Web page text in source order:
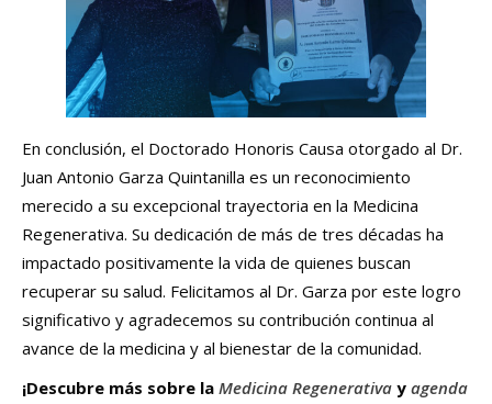
En conclusión, el Doctorado Honoris Causa otorgado al Dr.
Juan Antonio Garza Quintanilla es un reconocimiento
merecido a su excepcional trayectoria en la Medicina
Regenerativa. Su dedicación de más de tres décadas ha
impactado positivamente la vida de quienes buscan
recuperar su salud. Felicitamos al Dr. Garza por este logro
significativo y agradecemos su contribución continua al
avance de la medicina y al bienestar de la comunidad.
¡Descubre más sobre la Medicina Regenerativa y agenda